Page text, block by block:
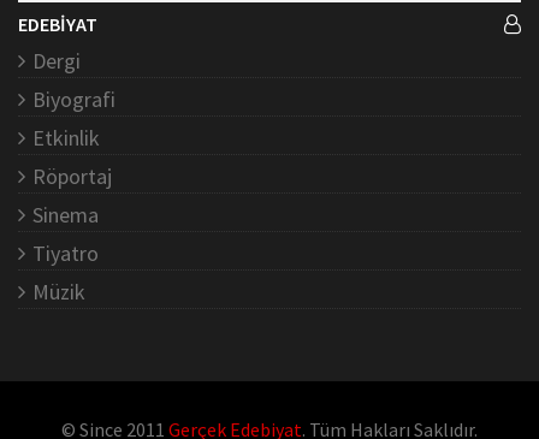
EDEBİYAT
Dergi
Biyografi
Etkinlik
Röportaj
Sinema
Tiyatro
Müzik
© Since 2011 Gerçek Edebiyat. Tüm Hakları Saklıdır.